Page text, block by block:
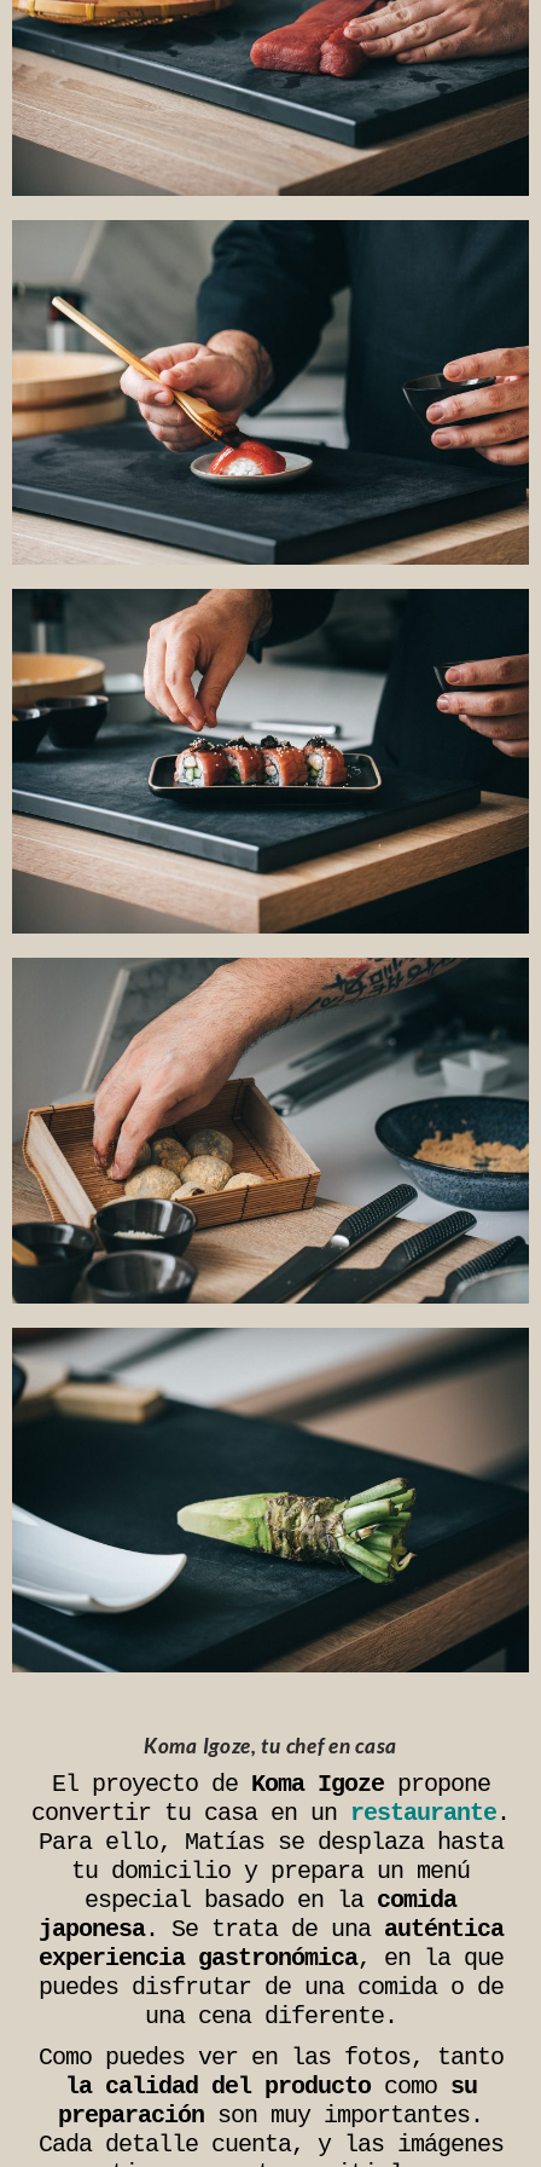
Koma Igoze, tu chef en casa
El proyecto de Koma Igozepropone
convertir tu casa en un restaurante.
Para ello, Matías se desplaza hasta
tu domicilio y prepara un menú
especial basado en la comida
japonesa. Se trata de una auténtica
experiencia gastronómica, en la que
puedes disfrutar de una comida o de
una cena diferente.
Como puedes ver en las fotos, tanto
la calidad del productocomo su
preparación son muy importantes.
Cada detalle cuenta, y las imágenes